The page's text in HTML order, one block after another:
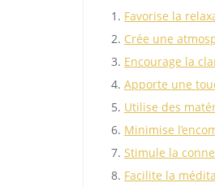
Favorise la
Crée une
Encourage la
Apporte une
Utilise des
Minimise
Stimule la
Facilite la